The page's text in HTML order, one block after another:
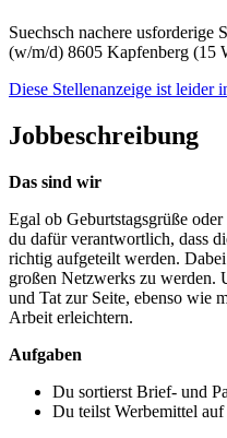
Suechsch nachere usforderige
(w/m/d) 8605 Kapfenberg (15
Diese Stellenanzeige ist leider
Jobbeschreibung
Das sind wir
Egal ob Geburtstagsgrüße
du dafür verantwortlich, dass
richtig aufgeteilt werden.
großen Netzwerks zu werden.
und Tat zur Seite, ebenso wie
Arbeit erleichtern.
Aufgaben
Du sortierst Brief- und
Du teilst Werbemittel auf